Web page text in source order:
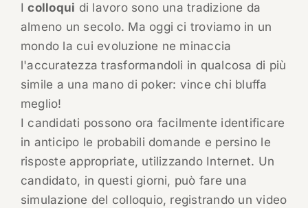
Icolloqui di lavoro sono una tradizione da
almeno un secolo. Ma oggi ci troviamo in un
mondo la cui evoluzione ne minaccia
l'accuratezza trasformandoli in qualcosa di più
simile a una mano di poker: vince chi bluffa
meglio!
I candidati possono ora facilmente identificare
in anticipo le probabili domande e persino le
risposte appropriate, utilizzando Internet. Un
candidato, in questi giorni, può fare una
simulazione del colloquio, registrando un video